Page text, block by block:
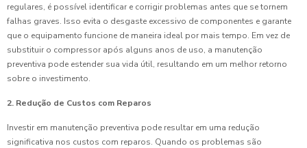
regulares, é possível identificar e corrigir problemas antes que se tornem
falhas graves. Isso evita o desgaste excessivo de componentes e garante
que o equipamento funcione de maneira ideal por mais tempo. Em vez de
substituir o compressor após alguns anos de uso, a manutenção
preventiva pode estender sua vida útil, resultando em um melhor retorno
sobre o investimento.
2. Redução de Custos com Reparos
Investir em manutenção preventiva pode resultar em uma redução
significativa nos custos com reparos. Quando os problemas são